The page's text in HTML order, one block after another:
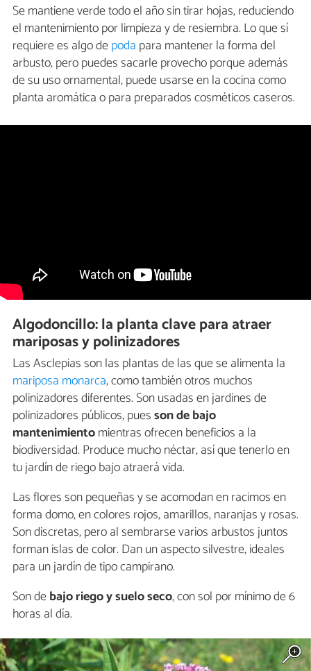
Se mantiene verde todo el año sin tirar hojas, reduciendo
el mantenimiento por limpieza y de resiembra. Lo que sí
requiere es algo depoda para mantener la forma del
arbusto, pero puedes sacarle provecho porque además
de su uso ornamental, puede usarse en la cocina como
planta aromática o para preparados cosméticos caseros.
Algodoncillo: la planta clave para atraer
mariposas y polinizadores
Las Asclepiasson las plantas de las que se alimenta la
mariposa monarca, como también otros muchos
polinizadores diferentes. Son usadas en jardines de
polinizadores públicos, puesson de bajo
mantenimientomientras ofrecen beneficios a la
biodiversidad. Produce mucho néctar, así que tenerlo en
tu jardín de riego bajo atraerá vida.
Las flores son pequeñas y se acomodan en racimos en
forma domo, en colores rojos, amarillos, naranjas y rosas.
Son discretas, pero al sembrarse varios arbustos juntos
forman islas de color. Dan un aspecto silvestre, ideales
para un jardín de tipo campirano.
Son debajo riego y suelo seco, con sol por mínimo de 6
horas al día.